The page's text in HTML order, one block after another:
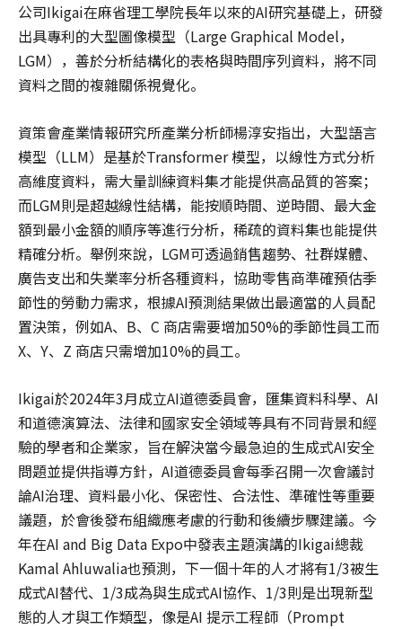
公司Ikigai在麻省理工學院長年以來的AI研究基礎上，研發
出具專利的大型圖像模型（Large Graphical Model，
LGM），善於分析結構化的表格與時間序列資料，將不同
資料之間的複雜關係視覺化。
資策會產業情報研究所產業分析師楊淳安指出，大型語言
模型（LLM）是基於Transformer 模型，以線性方式分析
高維度資料，需大量訓練資料集才能提供高品質的答案；
而LGM則是超越線性結構，能按順時間、逆時間、最大金
額到最小金額的順序等進行分析，稀疏的資料集也能提供
精確分析。舉例來說，LGM可透過銷售趨勢、社群媒體、
廣告支出和失業率分析各種資料，協助零售商準確預估季
節性的勞動力需求，根據AI預測結果做出最適當的人員配
置決策，例如A、B、C 商店需要增加50%的季節性員工而
X、Y、Z 商店只需增加10%的員工。
Ikigai於2024年3月成立AI道德委員會，匯集資料科學、AI
和道德演算法、法律和國家安全領域等具有不同背景和經
驗的學者和企業家，旨在解決當今最急迫的生成式AI安全
問題並提供指導方針，AI道德委員會每季召開一次會議討
論AI治理、資料最小化、保密性、合法性、準確性等重要
議題，於會後發布組織應考慮的行動和後續步驟建議。今
年在AI and Big Data Expo中發表主題演講的Ikigai總裁
Kamal Ahluwalia也預測，下一個十年的人才將有1/3被生
成式AI替代、1/3成為與生成式AI協作、1/3則是出現新型
態的人才與工作類型，像是AI 提示工程師（Prompt